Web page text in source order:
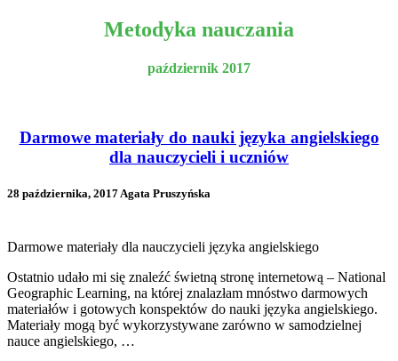
Metodyka nauczania
październik 2017
Darmowe materiały do nauki języka angielskiego
dla nauczycieli i uczniów
28 października, 2017 Agata Pruszyńska
Darmowe materiały dla nauczycieli języka angielskiego
Ostatnio udało mi się znaleźć świetną stronę internetową – National
Geographic Learning, na której znalazłam mnóstwo darmowych
materiałów i gotowych konspektów do nauki języka angielskiego.
Materiały mogą być wykorzystywane zarówno w samodzielnej
nauce angielskiego, …